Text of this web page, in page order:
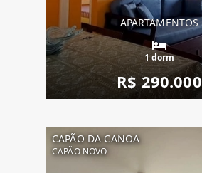
APARTAMENTOS
1 dorm
R$ 290.000
CAPÃO DA CANOA
CAPÃO NOVO